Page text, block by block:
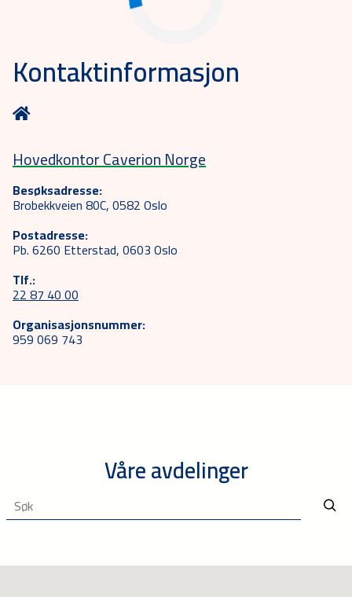
Kontaktinformasjon
Hovedkontor Caverion Norge
Besøksadresse:
Brobekkveien 80C, 0582 Oslo
Postadresse:
Pb. 6260 Etterstad, 0603 Oslo
Tlf.:
22 87 40 00
Organisasjonsnummer:
959 069 743
Våre avdelinger